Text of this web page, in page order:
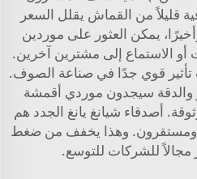
قليلاً من القماش يقلل السعر
يمكن العثور على موردين
الاستماع إلى مشترين آخرين.
تأثير قوي جدًا في صناعة الصوف.
والدقة سيجدون موردي أقمشة
أصدقاء شيانغ يانغ الجدد هم
ومستقرون. وهذا يخفف من ضغط
مجالاً للشركات للتوسع.